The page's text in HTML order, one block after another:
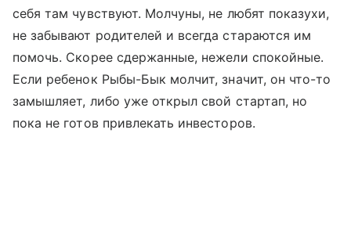
себя там чувствуют. Молчуны, не любят показухи,
не забывают родителей и всегда стараются им
помочь. Скорее сдержанные, нежели спокойные.
Если ребенок Рыбы-Бык молчит, значит, он что-то
замышляет, либо уже открыл свой стартап, но
пока не готов привлекать инвесторов.